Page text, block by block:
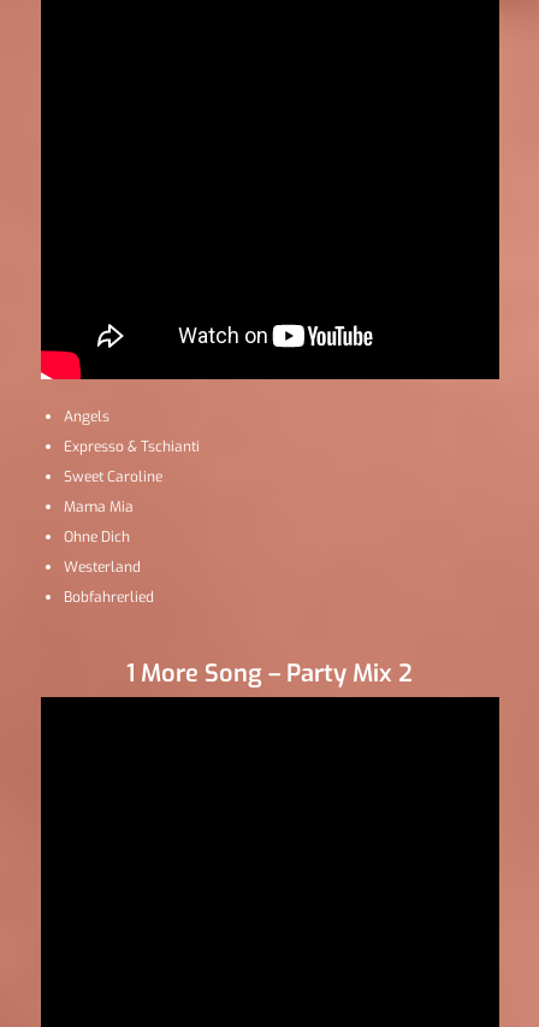
Angels
Expresso & Tschianti
Sweet Caroline
Mama Mia
Ohne Dich
Westerland
Bobfahrerlied
1 More Song – Party Mix 2